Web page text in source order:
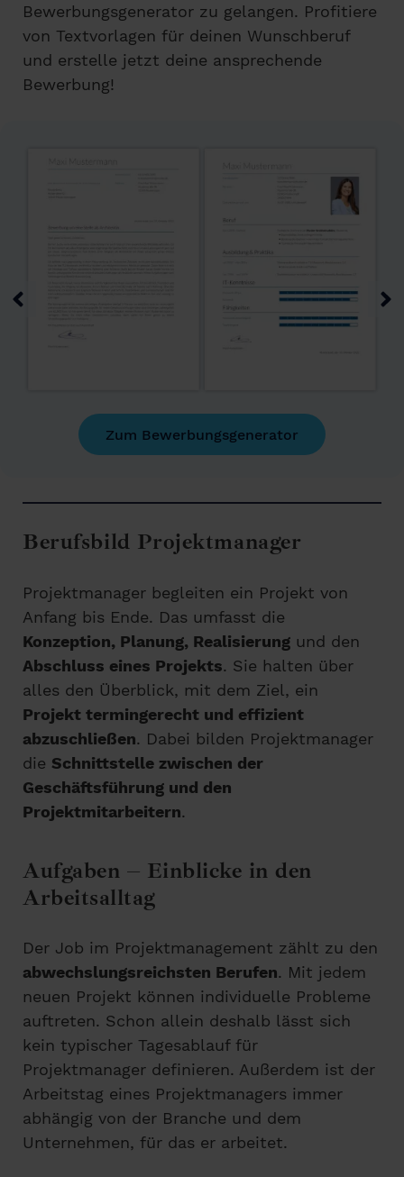
Bewerbungsgenerator zu gelangen. Profitiere
von Textvorlagen für deinen Wunschberuf
und erstelle jetzt deine ansprechende
Bewerbung!
Zum Bewerbungsgenerator
Berufsbild Projektmanager
Projektmanager begleiten ein Projekt von
Anfang bis Ende. Das umfasst die
Konzeption, Planung, Realisierung und den
Abschluss eines Projekts. Sie halten über
alles den Überblick, mit dem Ziel, ein
Projekt termingerecht und effizient
abzuschließen. Dabei bilden Projektmanager
die Schnittstelle zwischen der
Geschäftsführung und den
Projektmitarbeitern.
Aufgaben – Einblicke in den
Arbeitsalltag
Der Job im Projektmanagement zählt zu den
abwechslungsreichsten Berufen. Mit jedem
neuen Projekt können individuelle Probleme
auftreten. Schon allein deshalb lässt sich
kein typischer Tagesablauf für
Projektmanager definieren. Außerdem ist der
Arbeitstag eines Projektmanagers immer
abhängig von der Branche und dem
Unternehmen, für das er arbeitet.